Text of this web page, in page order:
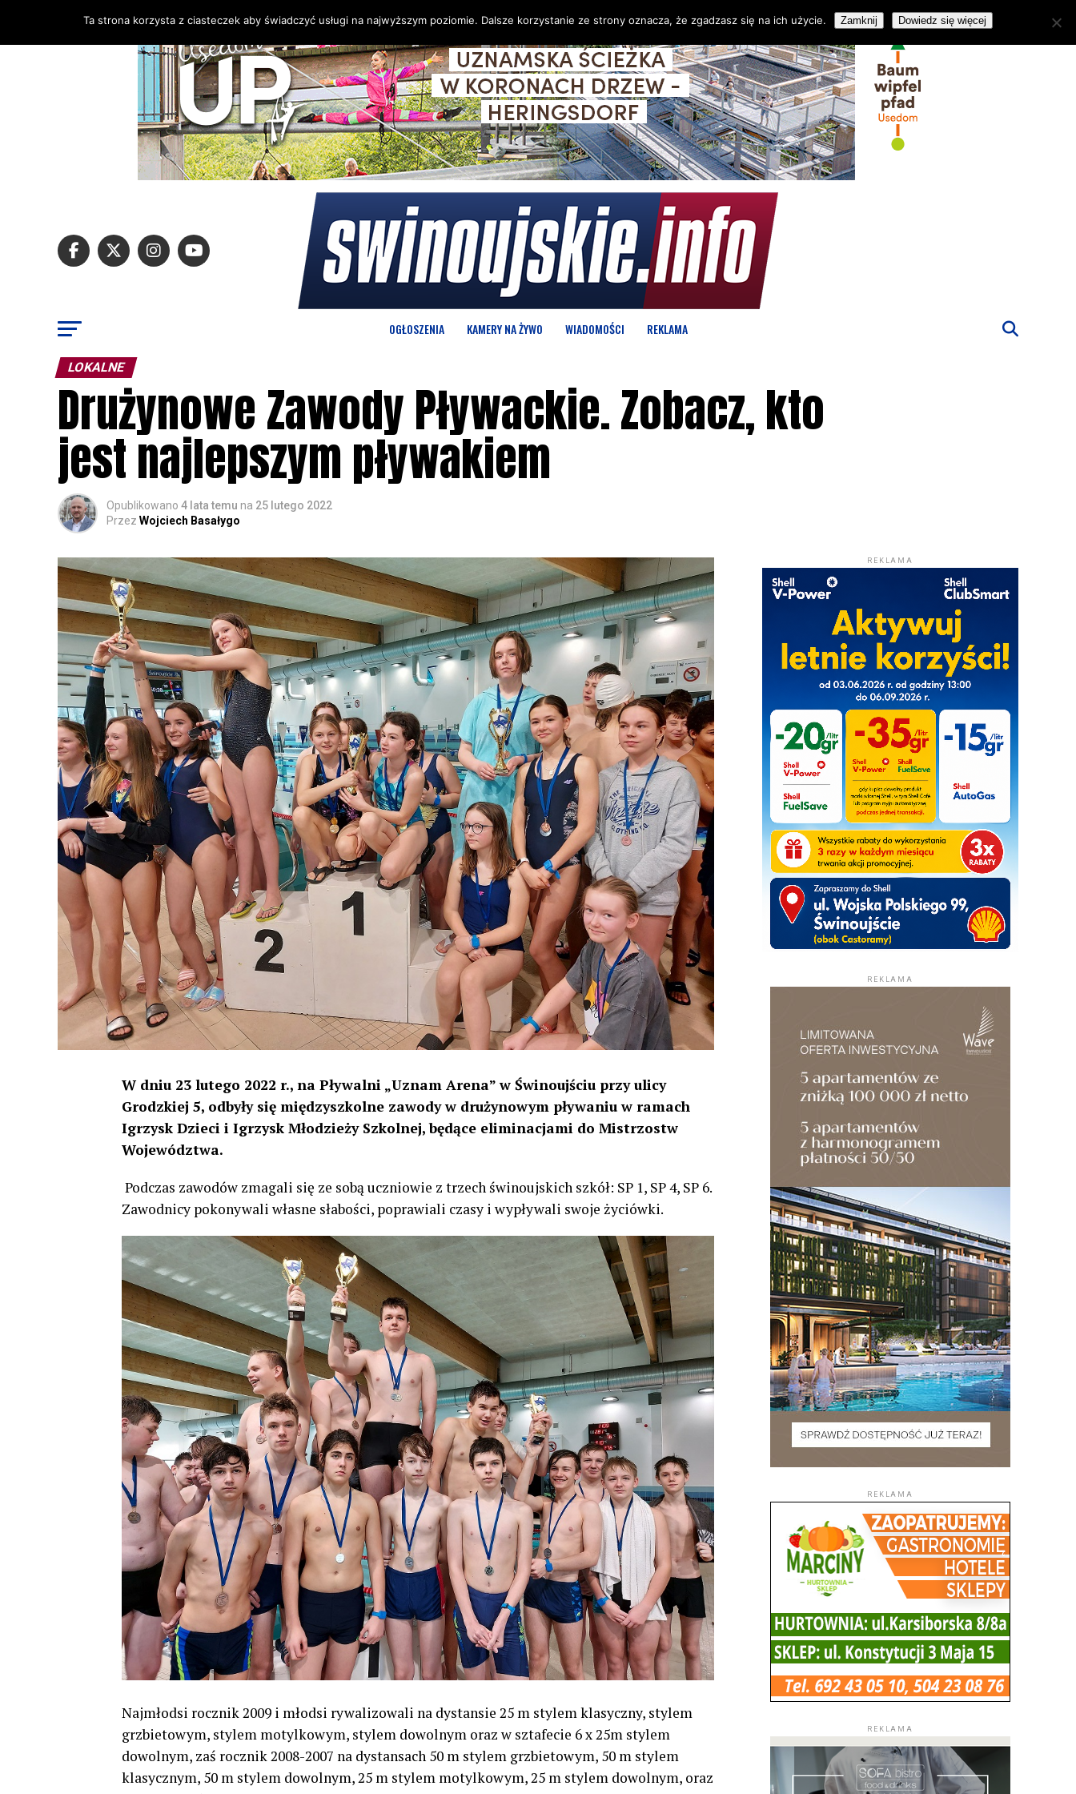
OGŁOSZENIA KAMERY NA ŻYWO WIADOMOŚCI REKLAMA
LOKALNE
Drużynowe Zawody Pływackie. Zobacz, kto
jest najlepszym pływakiem
Opublikowano 4 lata temu na 25 lutego 2022
Przez Wojciech Basałygo
W dniu 23 lutego 2022 r., na Pływalni „Uznam Arena” w Świnoujściu przy ulicy
Grodzkiej 5, odbyły się międzyszkolne zawody w drużynowym pływaniu w ramach
Igrzysk Dzieci i Igrzysk Młodzieży Szkolnej, będące eliminacjami do Mistrzostw
Województwa.
Podczas zawodów zmagali się ze sobą uczniowie z trzech świnoujskich szkół: SP 1, SP 4, SP 6.
Zawodnicy pokonywali własne słabości, poprawiali czasy i wypływali swoje życiówki.
Najmłodsi rocznik 2009 i młodsi rywalizowali na dystansie 25 m stylem klasyczny, stylem
grzbietowym, stylem motylkowym, stylem dowolnym oraz w sztafecie 6 x 25m stylem
dowolnym, zaś rocznik 2008-2007 na dystansach 50 m stylem grzbietowym, 50 m stylem
klasycznym, 50 m stylem dowolnym, 25 m stylem motylkowym, 25 m stylem dowolnym, oraz
REKLAMA
REKLAMA
REKLAMA
REKLAMA
Ta strona korzysta z ciasteczek aby świadczyć usługi na najwyższym poziomie. Dalsze korzystanie ze strony oznacza, że zgadzasz się na ich użycie. Zamknij Dowiedz się więcej